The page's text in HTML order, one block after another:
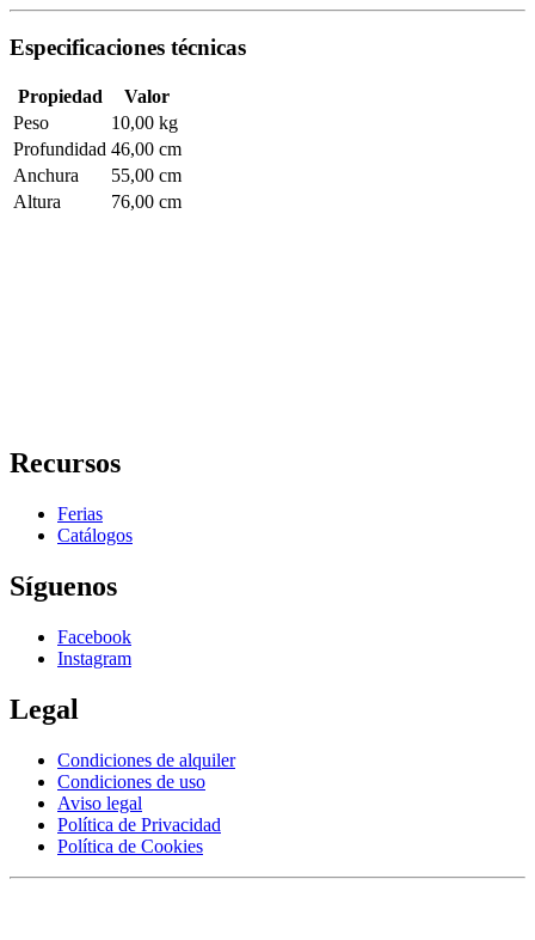
Especificaciones técnicas
Propiedad
Valor
Peso
10,00 kg
Profundidad 46,00 cm
Anchura
55,00 cm
Altura
76,00 cm
Recursos
Ferias
Catálogos
Síguenos
Facebook
Instagram
Legal
Condiciones de alquiler
Condiciones de uso
Aviso legal
Política de Privacidad
Política de Cookies